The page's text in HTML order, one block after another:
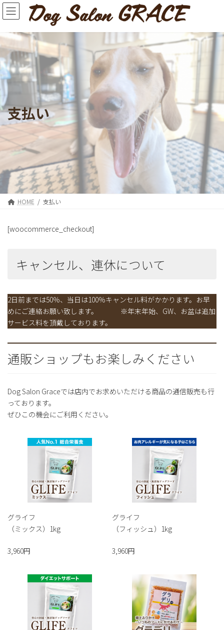
コ
ン
ン
ツ
へ
ス
キ
ッ
プ
ナ
ビ
ー
シ
ョ
ン
に
移
動
支払い
HOME 支払い
[woocommerce_checkout]
キャンセル、連休について
2日前までは50％、当日は100％キャンセル料がかかります。お早
めにご連絡お願い致します。 ※年末年始、GW、お盆は追加
サービス料を頂戴しております。
通販ショップもお楽しみください
Dog Salon Graceでは店内でお求めいただける商品の通信販売も行
っております。
ぜひこの機会にご利用ください。
グライフ
（ミックス）1kg
3,960円
グライフ
（フィッシュ）1kg
3,960円